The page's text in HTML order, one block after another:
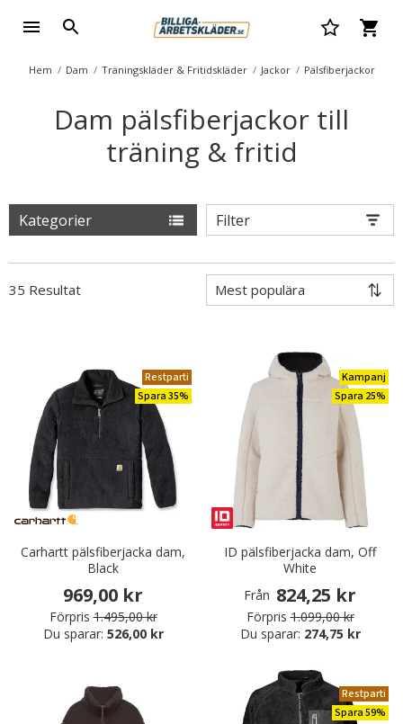
Hem Dam Träningskläder & Fritidskläder Jackor Pälsfiberjackor
Dam pälsfiberjackor till
träning & fritid
Kategorier Filter
35 Resultat
Restparti
Spara 35%
Carhartt pälsfiberjacka dam,
Black
969,00 kr
Förpris 1.495,00 kr
Du sparar: 526,00 kr
Kampanj
Spara 25%
ID pälsfiberjacka dam, Off
White
Från 824,25 kr
Förpris 1.099,00 kr
Du sparar: 274,75 kr
Restparti
Spara 59%